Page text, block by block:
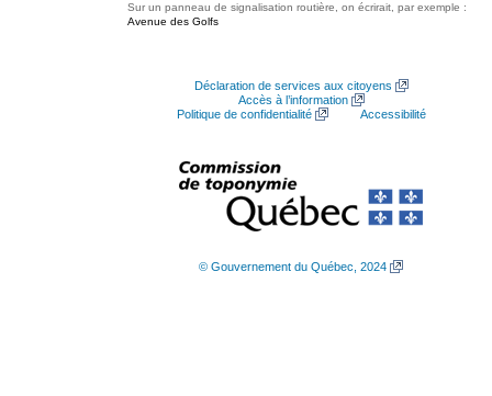
Sur un panneau de signalisation routière, on écrirait, par exemple :
Avenue des Golfs
Déclaration de services aux citoyens
Accès à l’information
Politique de confidentialité
Accessibilité
© Gouvernement du Québec, 2024